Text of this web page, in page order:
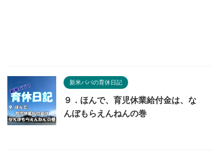
新米パパの育休日記
９．ほんで、育児休業給付金は、な
んぼもらえんねんの巻